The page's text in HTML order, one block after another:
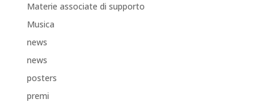
Materie associate di supporto
Musica
news
news
posters
premi